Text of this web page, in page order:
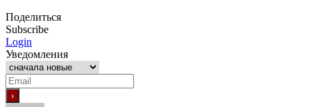
Поделиться
Subscribe
Login
Уведомления